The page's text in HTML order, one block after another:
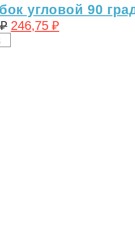
угловой 90
₽ 246,75 ₽